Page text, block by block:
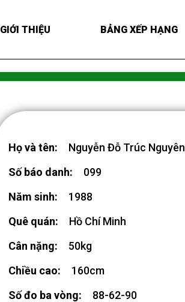
GIỚI THIỆU BẢNG XẾP HẠNG
Họ và tên:
Nguyễn Đỗ Trúc Nguyên
Số báo danh:
099
Năm sinh:
1988
Quê quán:
Hồ Chí Minh
Cân nặng:
50kg
Chiều cao:
160cm
Số đo ba vòng:
88-62-90